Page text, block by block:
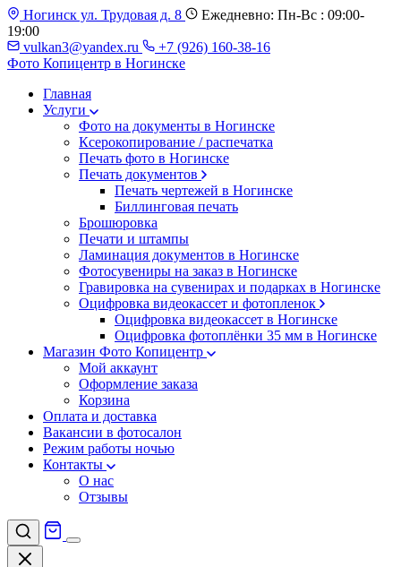
Ногинск ул. Трудовая д. 8
Ежедневно: Пн-Вс : 09:00-
19:00
vulkan3@yandex.ru
+7 (926) 160-38-16
Фото Копицентр в Ногинске
Главная
Услуги
Фото на документы в Ногинске
Ксерокопирование / распечатка
Печать фото в Ногинске
Печать документов
Печать чертежей в Ногинске
Биллинговая печать
Брошюровка
Печати и штампы
Ламинация документов в Ногинске
Фотосувениры на заказ в Ногинске
Гравировка на сувенирах и подарках в Ногинске
Оцифровка видеокассет и фотопленок
Оцифровка видеокассет в Ногинске
Оцифровка фотоплёнки 35 мм в Ногинске
Магазин Фото Копицентр
Мой аккаунт
Оформление заказа
Корзина
Оплата и доставка
Вакансии в фотосалон
Режим работы ночью
Контакты
О нас
Отзывы